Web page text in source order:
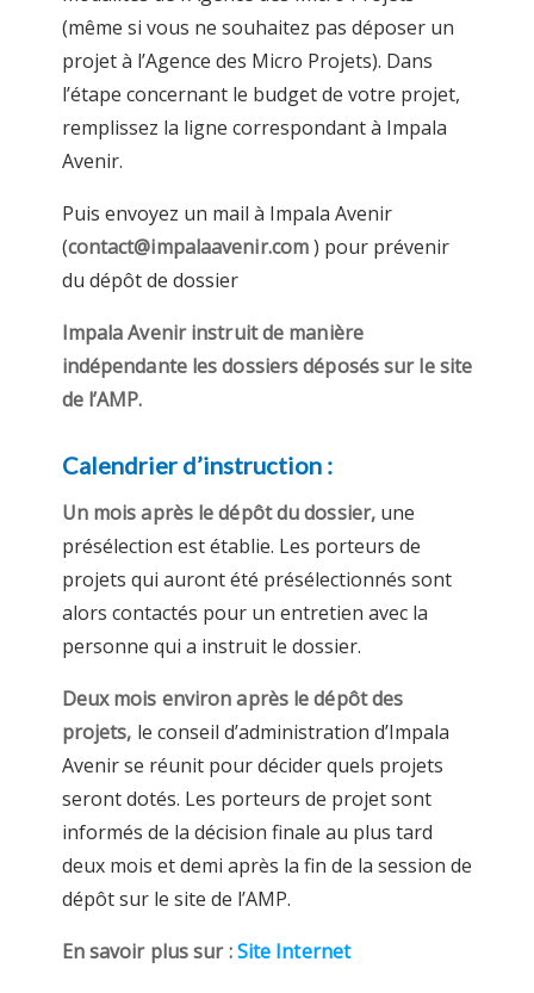
(même si vous ne souhaitez pas déposer un
projet à l’Agence des Micro Projets). Dans
l’étape concernant le budget de votre projet,
remplissez la ligne correspondant à Impala
Avenir.
Puis envoyez un mail à Impala Avenir
(contact@impalaavenir.com) pour prévenir
du dépôt de dossier
Impala Avenir instruit de manière
indépendante les dossiers déposés sur le site
de l’AMP.
Calendrier d’instruction :
Un mois après le dépôt du dossier, une
présélection est établie. Les porteurs de
projets qui auront été présélectionnés sont
alors contactés pour un entretien avec la
personne qui a instruit le dossier.
Deux mois environ après le dépôt des
projets, le conseil d’administration d’Impala
Avenir se réunit pour décider quels projets
seront dotés. Les porteurs de projet sont
informés de la décision finale au plus tard
deux mois et demi après la fin de la session de
dépôt sur le site de l’AMP.
En savoir plus sur :Site Internet